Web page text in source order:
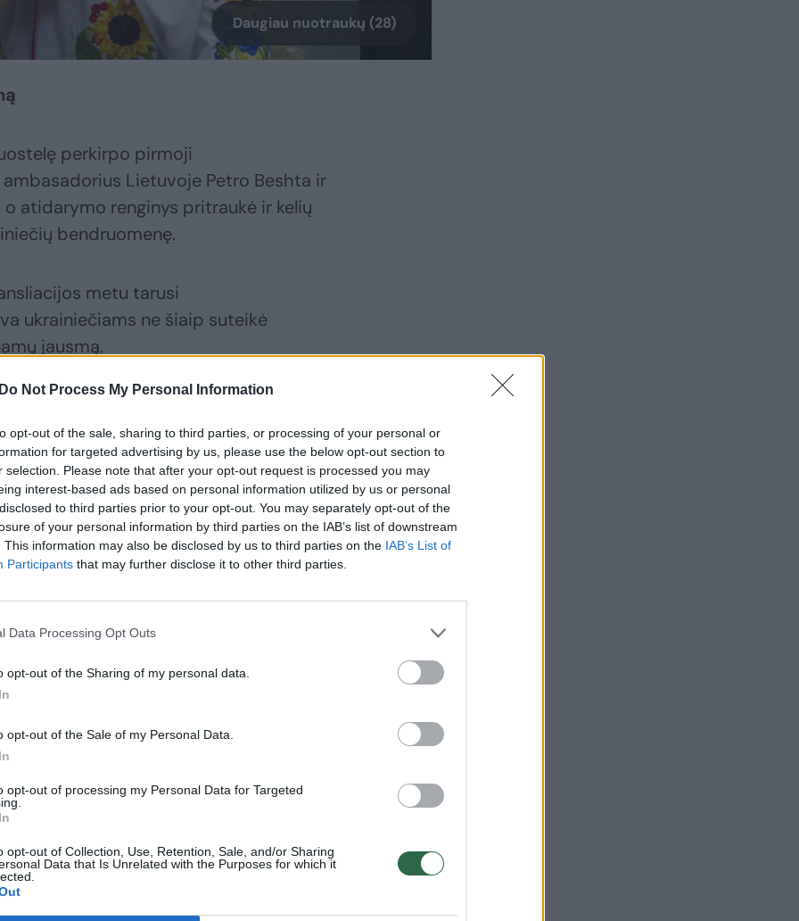
Do Not Process My Personal Information
opt-out of the sale, sharing to third parties, or processing of your personal or
for targeted advertising by us, please use the below opt-out section to
selection. Please note that after your opt-out request is processed you may
interest-based ads based on personal information utilized by us or personal
to third parties prior to your opt-out. You may separately opt-out of the
of your personal information by third parties on the IAB’s list of downstream
This information may also be disclosed by us to third parties on the IAB’s List of
Participants that may further disclose it to other third parties.
Data Processing Opt Outs
opt-out of the Sharing of my personal data.
opt-out of the Sale of my Personal Data.
opt-out of processing my Personal Data for Targeted
opt-out of Collection, Use, Retention, Sale, and/or Sharing
Data that Is Unrelated with the Purposes for which it
Daugiau nuotraukų (28)
perkirpo pirmoji
ambasadorius Lietuvoje Petro Beshta ir
o atidarymo renginys pritraukė ir kelių
bendruomenę.
metu tarusi
ukrainiečiams ne šiaip suteikė
jausmą.
Daugiau nuotraukų (28)
už tai, kad jūs visada esate kartu ir
jūsų nuoširdų ir galingą palaikymą